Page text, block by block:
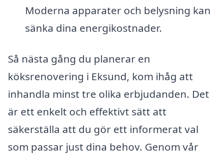
Moderna apparater och belysning kan
sänka dina energikostnader.
Så nästa gång du planerar en
köksrenovering i Eksund, kom ihåg att
inhandla minst tre olika erbjudanden. Det
är ett enkelt och effektivt sätt att
säkerställa att du gör ett informerat val
som passar just dina behov. Genom vår